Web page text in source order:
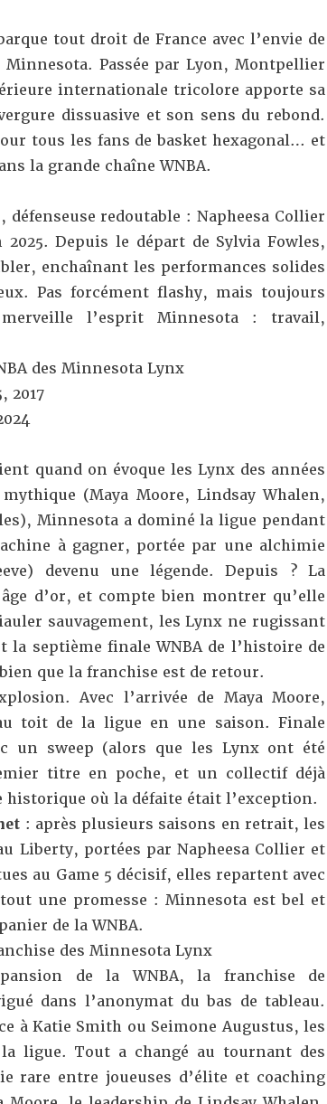
tout droit de France avec l’envie de
Passée par Lyon, Montpellier
internationale tricolore apporte sa
dissuasive et son sens du rebond.
tous les fans de basket hexagonal… et
la grande chaîne WNBA.
redoutable : Napheesa Collier
Depuis le départ de Sylvia Fowles,
enchaînant les performances solides
Pas forcément flashy, mais toujours
l’esprit Minnesota : travail,
des Minnesota Lynx
2017
quand on évoque les Lynx des années
(Maya Moore, Lindsay Whalen,
Minnesota a dominé la ligue pendant
à gagner, portée par une alchimie
devenu une légende. Depuis ? La
d’or, et compte bien montrer qu’elle
sauvagement, les Lynx ne rugissant
la septième finale WNBA de l’histoire de
que la franchise est de retour.
Avec l’arrivée de Maya Moore,
toit de la ligue en une saison. Finale
un sweep (alors que les Lynx ont été
titre en poche, et un collectif déjà
historique où la défaite était l’exception.
: après plusieurs saisons en retrait, les
Liberty, portées par Napheesa Collier et
au Game 5 décisif, elles repartent avec
une promesse : Minnesota est bel et
de la WNBA.
des Minnesota Lynx
de la WNBA, la franchise de
dans l’anonymat du bas de tableau.
à Katie Smith ou Seimone Augustus, les
ligue. Tout a changé au tournant des
rare entre joueuses d’élite et coaching